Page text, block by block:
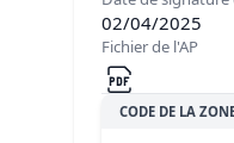
02/04/2025
Fichier de l'AP
CODE DE LA